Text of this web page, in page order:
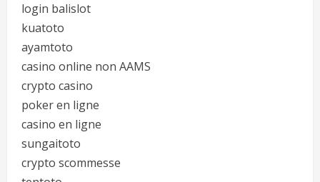
login balislot
kuatoto
ayamtoto
casino online non AAMS
crypto casino
poker en ligne
casino en ligne
sungaitoto
crypto scommesse